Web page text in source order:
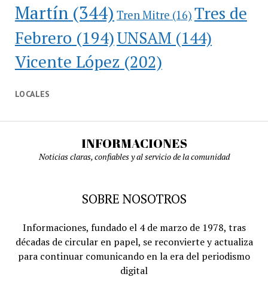
Martín(344) Tren Mitre (16) Tres de
Febrero (194)UNSAM (144)
Vicente López (202)
LOCALES
INFORMACIONES
Noticias claras, confiables y al servicio de la comunidad
SOBRE NOSOTROS
Informaciones, fundado el 4 de marzo de 1978, tras
décadas de circular en papel, se reconvierte y actualiza
para continuar comunicando en la era del periodismo
digital